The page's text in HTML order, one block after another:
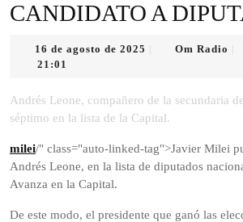
CANDIDATO A
16 de agosto de 2025
de
Om Radio
21:01
Andrés Leone, compañero de la secundaria
séptimo en la lista de la Capital.
milei/" class="auto-linked-tag">Javier Milei
Andrés Leone, en la lista de diputados
Avanza en la Capital.
De este modo, el presidente que ganó las